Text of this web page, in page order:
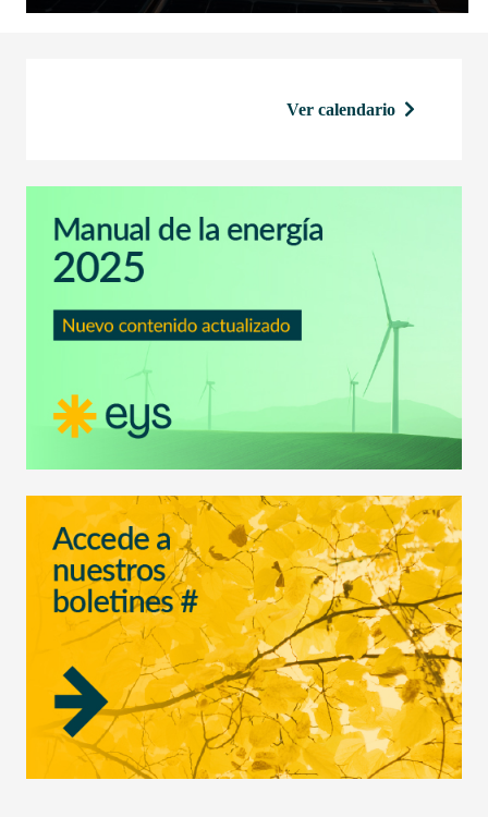
Ver calendario